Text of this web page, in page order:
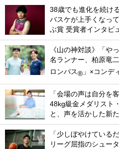
38歳でも進化を続け
バスケが上手くなっ
ぶ賞 受賞者インタビ
《山の神対談》「や
名ランナー、柏原竜
ロンパス® 」×コンデ
「会場の声は自分を
48kg級金メダリスト
と、声を活かした新
「少しぼやけている
リーグ屈指のシュー